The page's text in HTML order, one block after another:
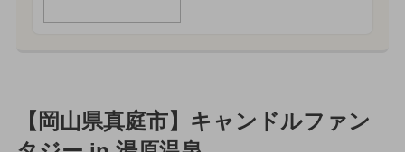
【岡山県真庭市】キャンドルファン